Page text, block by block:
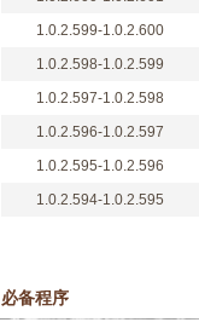
必备程序